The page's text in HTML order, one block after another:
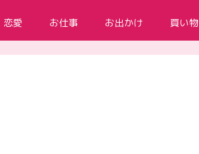
恋愛 お仕事 お出かけ 買い物